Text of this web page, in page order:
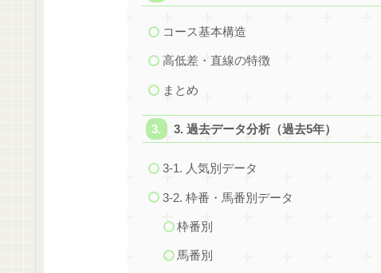
コース基本構造
高低差・直線の特徴
まとめ
3. 過去データ分析（過去5年）
3-1. 人気別データ
3-2. 枠番・馬番別データ
枠番別
馬番別